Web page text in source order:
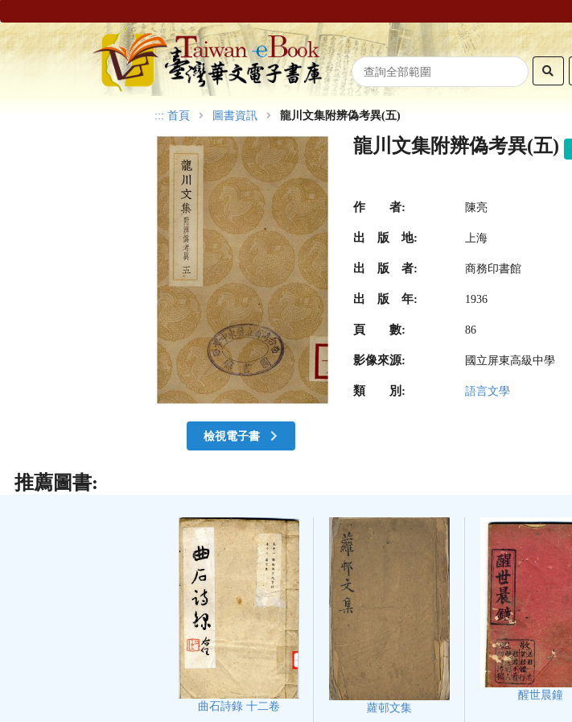
::: 首頁 圖書資訊 龍川文集附辨偽考異(五)
檢視電子書
龍川文集附辨偽考異(五)
作 者: 陳亮
出 版 地: 上海
出 版 者: 商務印書館
出 版 年: 1936
頁 數: 86
影像來源: 國立屏東高級中學
類 別: 語言文學
推薦圖書:
曲石詩錄 十二卷 蘿邨文集
醒世晨鐘